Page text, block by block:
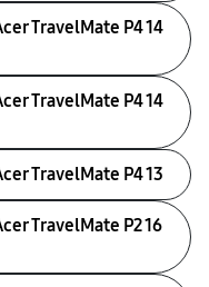
TravelMate P4 14
TravelMate P4 14
TravelMate P4 13
TravelMate P2 16